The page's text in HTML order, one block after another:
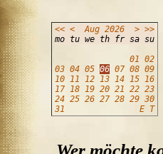
<< < Aug 2026 > >>
mo tu we th fr sa su
01 02
03 04 05 06 07 08 09
10 11 12 13 14 15 16
17 18 19 20 21 22 23
24 25 26 27 28 29 30
31
E T
Wer möchte